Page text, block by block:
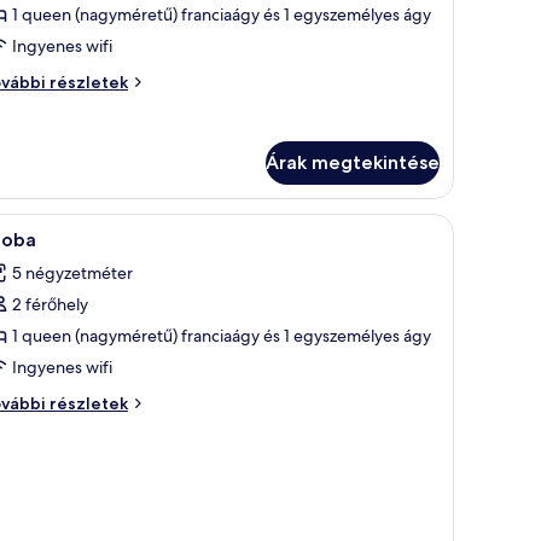
1 queen (nagyméretű) franciaágy és 1 egyszemélyes ágy
Ingyenes wifi
részletek
Árak megtekintése
Pehelypaplan, minibár, széf a szobában és
8
5 négyzetméter
2 férőhely
1 queen (nagyméretű) franciaágy és 1 egyszemélyes ágy
Ingyenes wifi
részletek